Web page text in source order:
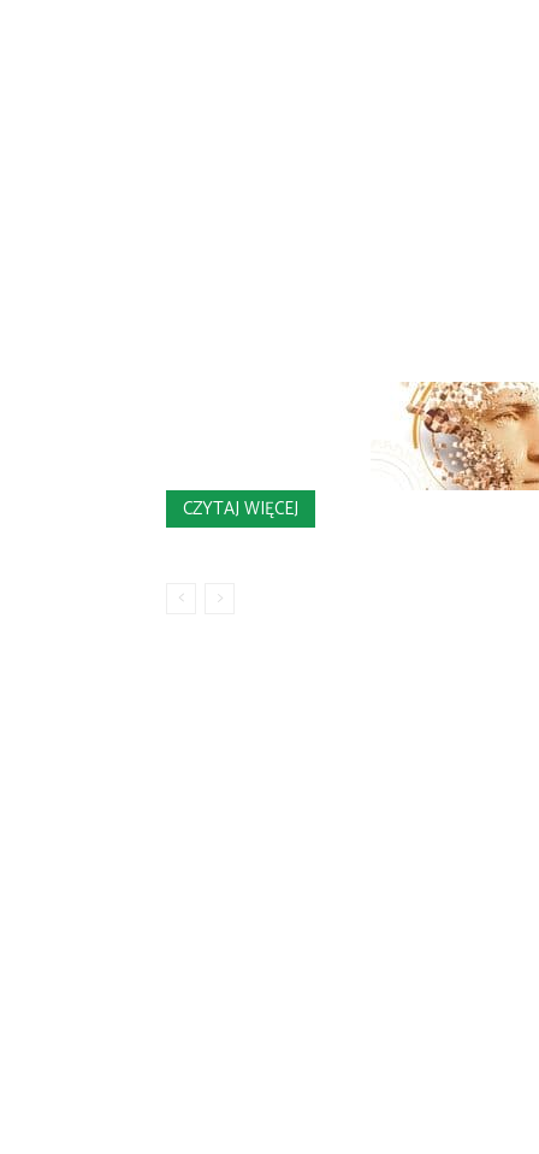
CZYTAJ WIĘCEJ